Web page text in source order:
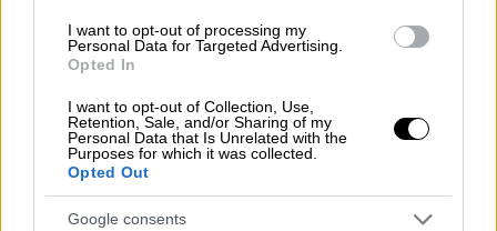
I want to opt-out of processing my
Personal Data for Targeted Advertising.
Opted In
I want to opt-out of Collection, Use,
Retention, Sale, and/or Sharing of my
Personal Data that Is Unrelated with the
Purposes for which it was collected.
Opted Out
Google consents